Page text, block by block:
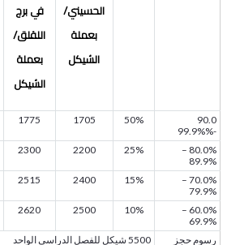
الحسيني/
بعملة
الشيكل
في برج
اللقلق/
بعملة
الشيكل
90.0
-99.9%%
50%
1705
1775
80.0% –
89.9%
25%
2200
2300
70.0% –
79.9%
15%
2400
2515
60.0% –
69.9%
10%
2500
2620
رسوم حجز 5500 شيكل للفصل الدراسي الواحد